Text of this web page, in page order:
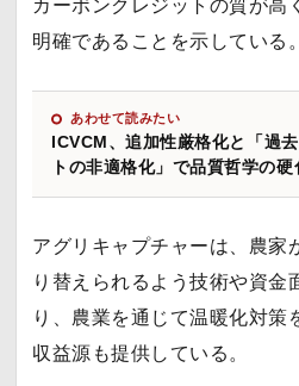
カーボンクレジットの質が高
明確であることを示している。
あわせて読みたい
ICVCM、追加性厳格化と「過
トの非適格化」で品質哲学の
アグリキャプチャーは、農家
り替えられるよう技術や資金
り、農業を通じて温暖化対策
収益源も提供している。